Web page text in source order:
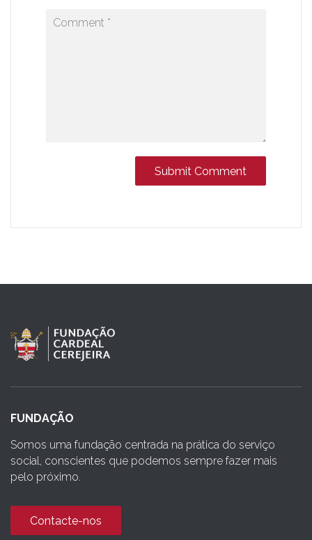
FUNDAÇÃO
Somos uma fundação centrada na prática do serviço
social, conscientes que podemos sempre fazer mais
pelo próximo.
Contacte-nos